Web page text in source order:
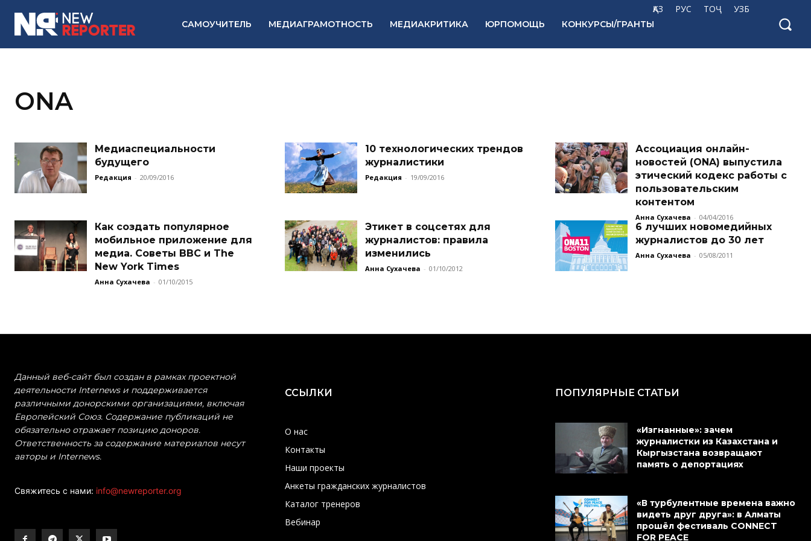
ҚАЗ РУС ТОҶ УЗБ
САМОУЧИТЕЛЬ МЕДИАГРАМОТНОСТЬ МЕДИАКРИТИКА ЮРПОМОЩЬ КОНКУРСЫ/ГРАНТЫ
ONA
Медиаспециальности
будущего
Редакция - 20/09/2016
10 технологических трендов
журналистики
Редакция - 19/09/2016
Ассоциация онлайн-
новостей (ONA) выпустила
этический кодекс работы с
пользовательским
контентом
Анна Сухачева - 04/04/2016
Как создать популярное
мобильное приложение для
медиа. Советы BBC и The
New York Times
Анна Сухачева - 01/10/2015
Этикет в соцсетях для
журналистов: правила
изменились
Анна Сухачева - 01/10/2012
6 лучших новомедийных
журналистов до 30 лет
Анна Сухачева - 05/08/2011
Данный веб-сайт был создан в рамках проектной
деятельности Internews и поддерживается
различными донорскими организациями, включая
Европейский Союз. Содержание публикаций не
обязательно отражает позицию доноров.
Ответственность за содержание материалов несут
авторы и Internews.
Свяжитесь с нами: info@newreporter.org
ССЫЛКИ
О нас
Контакты
Наши проекты
Анкеты гражданских журналистов
Каталог тренеров
Вебинар
ПОПУЛЯРНЫЕ СТАТЬИ
«Изгнанные»: зачем
журналистки из Казахстана и
Кыргызстана возвращают
память о депортациях
«В турбулентные времена важно
видеть друг друга»: в Алматы
прошёл фестиваль CONNECT
FOR PEACE